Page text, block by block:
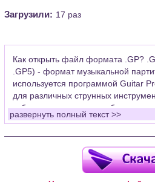
Загрузили: 17 раз
Как открыть файл формата .GP?
.GP5) - формат музыкальной
используется программой Guitar
для различных струнных
табулатуры для гитары, бас-
применяется для создания
Для открытия нот этого формата
установить у себя на рабочем
Pro (желательно, последней
развернуть полный текст >>